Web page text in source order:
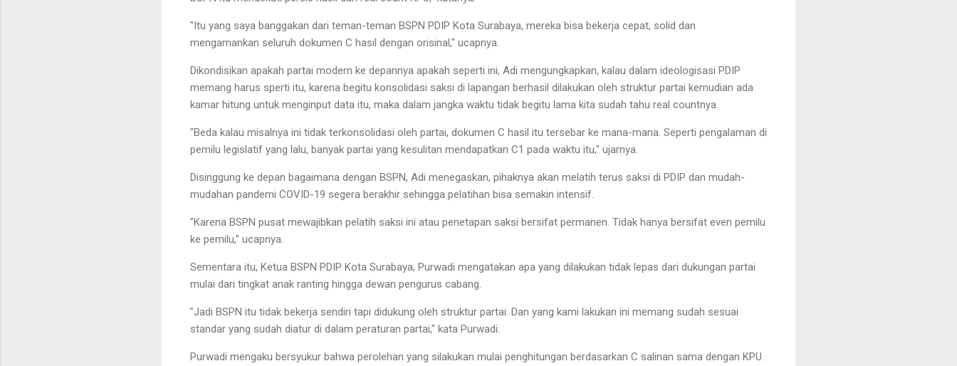
"Itu yang saya banggakan dari teman-teman BSPN PDIP Kota Surabaya, mereka bisa bekerja cepat, solid dan
mengamankan seluruh dokumen C hasil dengan orisinal," ucapnya.
Dikondisikan apakah partai modern ke depannya apakah seperti ini, Adi mengungkapkan, kalau dalam ideologisasi PDIP
memang harus sperti itu, karena begitu konsolidasi saksi di lapangan berhasil dilakukan oleh struktur partai kemudian ada
kamar hitung untuk menginput data itu, maka dalam jangka waktu tidak begitu lama kita sudah tahu real countnya.
"Beda kalau misalnya ini tidak terkonsolidasi oleh partai, dokumen C hasil itu tersebar ke mana-mana. Seperti pengalaman di
pemilu legislatif yang lalu, banyak partai yang kesulitan mendapatkan C1 pada waktu itu," ujarnya.
Disinggung ke depan bagaimana dengan BSPN, Adi menegaskan, pihaknya akan melatih terus saksi di PDIP dan mudah-
mudahan pandemi COVID-19 segera berakhir sehingga pelatihan bisa semakin intensif.
"Karena BSPN pusat mewajibkan pelatih saksi ini atau penetapan saksi bersifat permanen. Tidak hanya bersifat even pemilu
ke pemilu," ucapnya.
Sementara itu, Ketua BSPN PDIP Kota Surabaya, Purwadi mengatakan apa yang dilakukan tidak lepas dari dukungan partai
mulai dari tingkat anak ranting hingga dewan pengurus cabang.
"Jadi BSPN itu tidak bekerja sendiri tapi didukung oleh struktur partai. Dan yang kami lakukan ini memang sudah sesuai
standar yang sudah diatur di dalam peraturan partai," kata Purwadi.
Purwadi mengaku bersyukur bahwa perolehan yang silakukan mulai penghitungan berdasarkan C salinan sama dengan KPU.